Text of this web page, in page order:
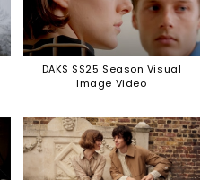
DAKS SS25 Season Visual
Image Video